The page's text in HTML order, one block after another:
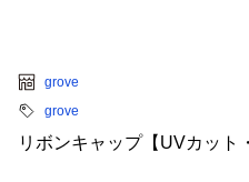
grove
grove
リボンキャップ【UVカット